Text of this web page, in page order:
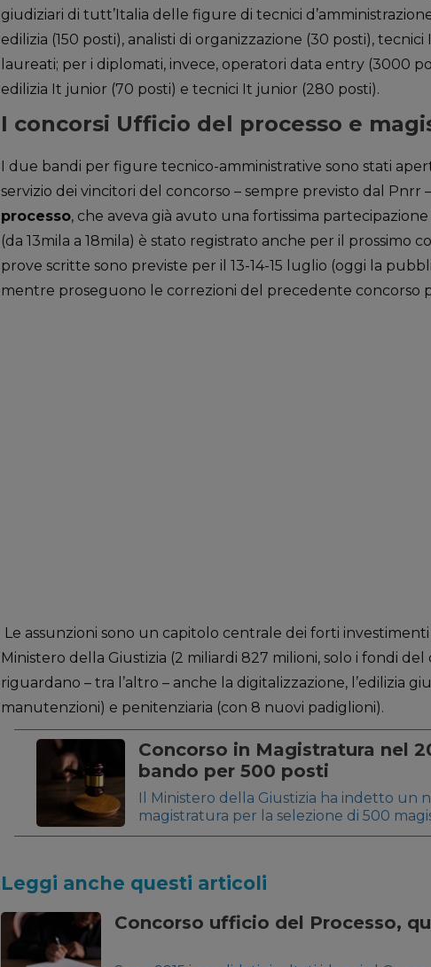
giudiziari di tutt’Italia delle figure di tecnici
edilizia (150 posti), analisti di organizzazione (30 posti),
laureati; per i diplomati, invece, operatori data entry (3000
edilizia It junior (70 posti) e tecnici It junior (280 posti).
I concorsi Ufficio del processo e
I due bandi per figure tecnico-amministrative sono stati
servizio dei vincitori del concorso – sempre previsto dal Pnrr
processo, che aveva già avuto una fortissima
(da 13mila a 18mila) è stato registrato anche per il prossimo
prove scritte sono previste per il 13-14-15 luglio (oggi la
mentre proseguono le correzioni del precedente concorso
Le assunzioni sono un capitolo centrale dei forti
Ministero della Giustizia (2 miliardi 827 milioni, solo i fondi
riguardano – tra l’altro – anche la digitalizzazione, l’edilizia
manutenzioni) e penitenziaria (con 8 nuovi padiglioni).
Concorso in Magistratura nel
bando per 500 posti
Il Ministero della Giustizia ha indetto un
magistratura per la selezione di 500
pubblicato all’interno della Gazzetta
Leggi anche questi articoli
Concorso ufficio del Processo,